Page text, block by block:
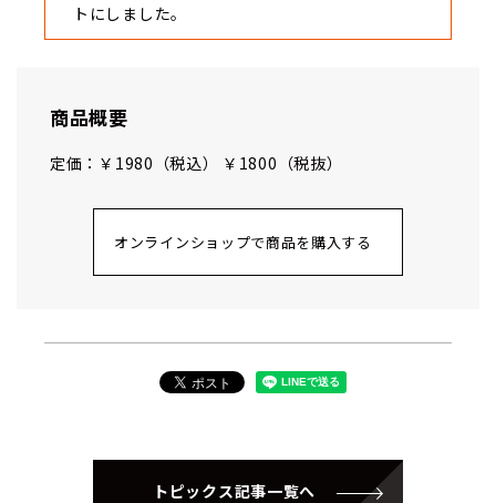
トにしました。
商品概要
定価：￥1980（税込） ￥1800（税抜）
オンラインショップで商品を購入する
トピックス記事一覧へ